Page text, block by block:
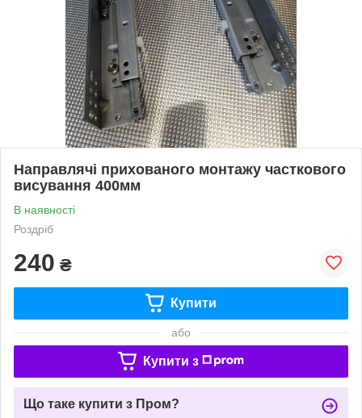
Направлячі прихованого монтажу часткового
висування 400мм
В наявності
Роздріб
240 ₴
Купити
або
Купити з
Що таке купити з Пром?